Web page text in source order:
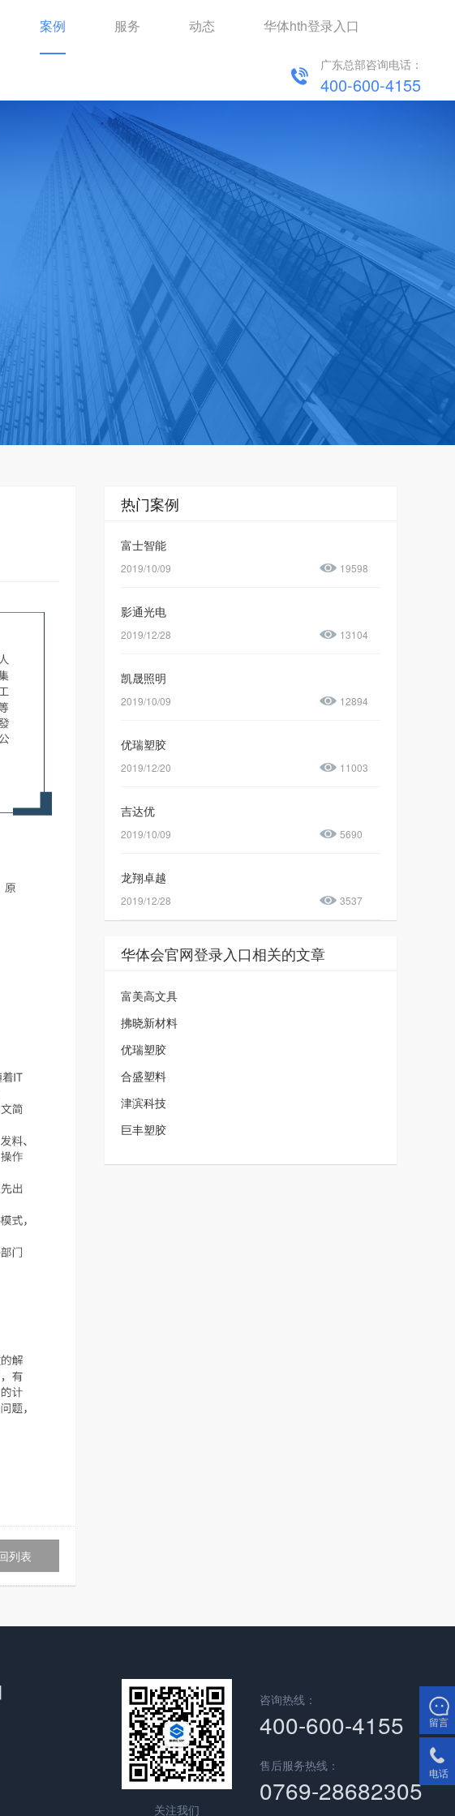
案例 服务 动态 华体hth登录入口
广东总部咨询电话：
400-600-4155
列表
热门案例
富士智能
2019/10/09 19598
影通光电
2019/12/28 13104
凯晟照明
2019/10/09 12894
优瑞塑胶
2019/12/20 11003
吉达优
2019/10/09 5690
龙翔卓越
2019/12/28 3537
华体会官网登录入口相关的文章
富美高文具
拂晓新材料
优瑞塑胶
合盛塑料
津滨科技
巨丰塑胶
留言
电话
关注我们
咨询热线：
400-600-4155
售后服务热线：
0769-28682305